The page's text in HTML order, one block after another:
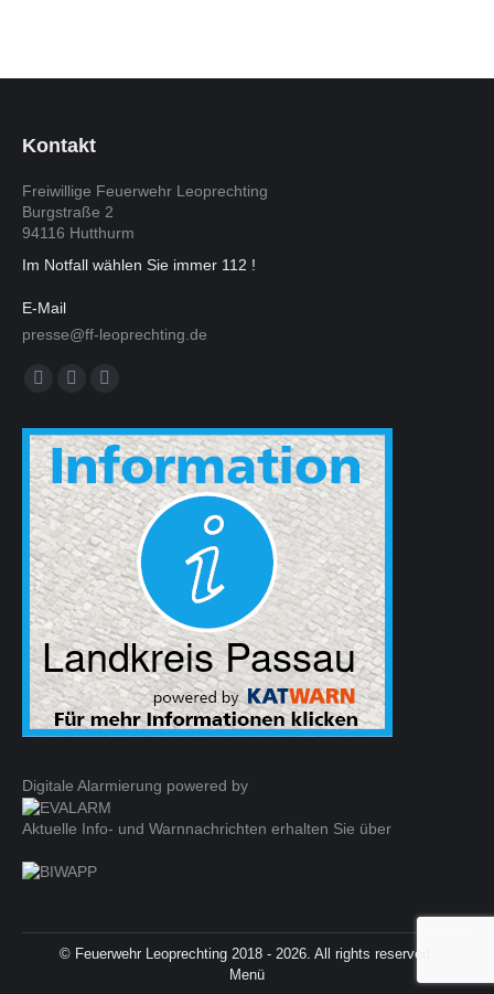
Kontakt
Freiwillige Feuerwehr Leoprechting
Burgstraße 2
94116 Hutthurm
Im Notfall wählen Sie immer 112 !
E-Mail
presse@ff-leoprechting.de
Finden Sie uns auf:
Digitale Alarmierung powered by
Aktuelle Info- und Warnnachrichten erhalten Sie über
© Feuerwehr Leoprechting 2018 - 2026. All rights reserved.
Menü